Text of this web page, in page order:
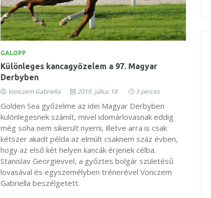
GALOPP
Különleges kancagyőzelem a 97. Magyar
Derbyben
Vonczem Gabriella 2019. július 18. 3 perces
Golden Sea győzelme az idei Magyar Derbyben
különlegesnek számít, mivel idomárlovasnak eddig
még soha nem sikerült nyerni, illetve arra is csak
kétszer akadt példa az elmúlt csaknem száz évben,
hogy az első két helyen kancák érjenek célba.
Stanislav Georgievvel, a győztes bolgár születésű
lovasával és egyszemélyben trénerével Vonczem
Gabriella beszélgetett.